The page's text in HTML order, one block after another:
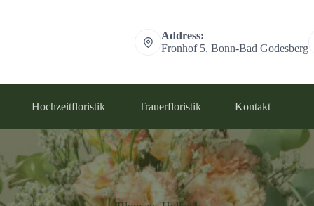
Address:
Fronhof 5, Bonn-Bad Godesberg
Hochzeitfloristik Trauerfloristik Kontakt